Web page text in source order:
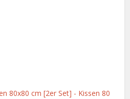
80x80 cm [2er Set] - Kissen 80